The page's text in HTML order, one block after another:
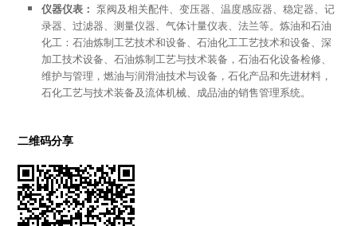
仪器仪表： 泵阀及相关配件、变压器、温度感应器、稳定器、记
录器、过滤器、测量仪器、气体计量仪表、法兰等。炼油和石油
化工：石油炼制工艺技术和设备、石油化工工艺技术和设备、深
加工技术设备、石油炼制工艺与技术装备，石油石化设备检修、
维护与管理，燃油与润滑油技术与设备，石化产品和先进材料，
石化工艺与技术装备及流体机械、成品油的销售管理系统。
二维码分享